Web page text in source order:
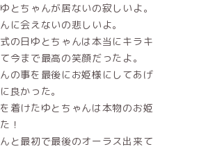
とちゃんが居ないの寂しいよ。
に会えないの悲しいよ。
の日ゆとちゃんは本当にキラキ
今まで最高の笑顔だったよ。
の事を最後にお姫様にしてあげ
良かった。
着けたゆとちゃんは本物のお姫
！
と最初で最後のオーラス出来て